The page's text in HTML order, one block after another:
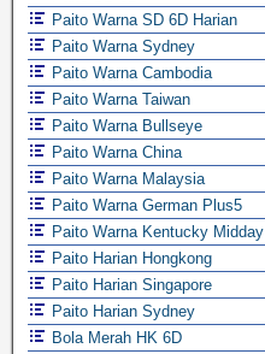
Paito Warna SD 6D Harian
Paito Warna Sydney
Paito Warna Cambodia
Paito Warna Taiwan
Paito Warna Bullseye
Paito Warna China
Paito Warna Malaysia
Paito Warna German Plus5
Paito Warna Kentucky Midday
Paito Harian Hongkong
Paito Harian Singapore
Paito Harian Sydney
Bola Merah HK 6D